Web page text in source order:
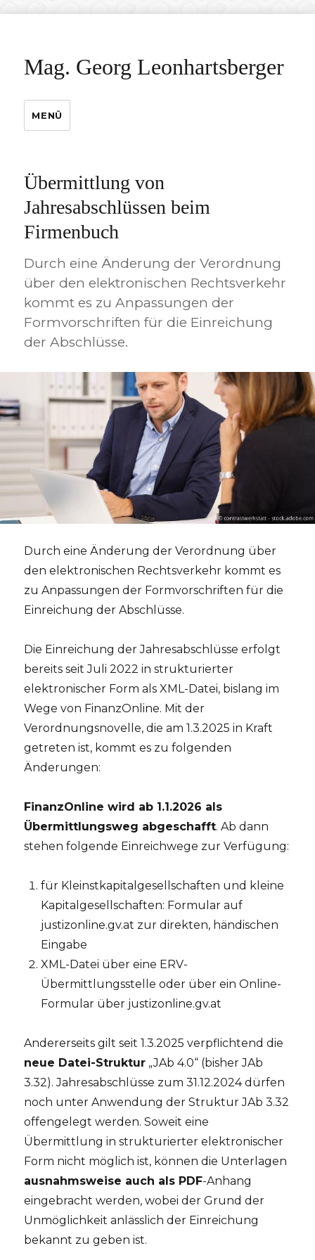
Mag. Georg Leonhartsberger
MENÜ
Übermittlung von
Jahresabschlüssen beim
Firmenbuch
Durch eine Änderung der Verordnung
über den elektronischen Rechtsverkehr
kommt es zu Anpassungen der
Formvorschriften für die Einreichung
der Abschlüsse.
Durch eine Änderung der Verordnung über
den elektronischen Rechtsverkehr kommt es
zu Anpassungen der Formvorschriften für die
Einreichung der Abschlüsse.
Die Einreichung der Jahresabschlüsse erfolgt
bereits seit Juli 2022 in strukturierter
elektronischer Form als XML-Datei, bislang im
Wege von FinanzOnline. Mit der
Verordnungsnovelle, die am 1.3.2025 in Kraft
getreten ist, kommt es zu folgenden
Änderungen:
FinanzOnline wird ab 1.1.2026 als
Übermittlungsweg abgeschafft. Ab dann
stehen folgende Einreichwege zur Verfügung:
für Kleinstkapitalgesellschaften und kleine
Kapitalgesellschaften: Formular auf
justizonline.gv.at zur direkten, händischen
Eingabe
XML-Datei über eine ERV-
Übermittlungsstelle oder über ein Online-
Formular über justizonline.gv.at
Andererseits gilt seit 1.3.2025 verpflichtend die
neue Datei-Struktur „JAb 4.0“ (bisher JAb
3.32). Jahresabschlüsse zum 31.12.2024 dürfen
noch unter Anwendung der Struktur JAb 3.32
offengelegt werden. Soweit eine
Übermittlung in strukturierter elektronischer
Form nicht möglich ist, können die Unterlagen
ausnahmsweise auch als PDF-Anhang
eingebracht werden, wobei der Grund der
Unmöglichkeit anlässlich der Einreichung
bekannt zu geben ist.